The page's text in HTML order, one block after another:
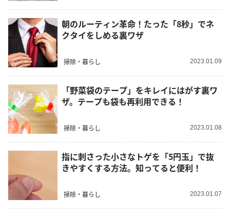
朝のルーティン革命！たった「8秒」でネ
クタイをしめる裏ワザ
掃除・暮らし 2023.01.09
「野菜袋のテープ」をキレイにはがす裏ワ
ザ。テープも袋も再利用できる！
掃除・暮らし 2023.01.08
指に刺さった小さなトゲを「5円玉」で抜
きやすくする方法。知ってると便利！
掃除・暮らし 2023.01.07